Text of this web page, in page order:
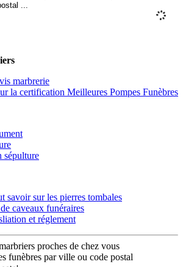
marbrerie
la certification Meilleures Pompes Funèbres
sépulture
savoir sur les pierres tombales
caveaux funéraires
et réglement
proches de chez vous
funèbres par ville ou code postal